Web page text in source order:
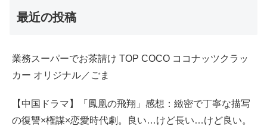
最近の投稿
業務スーパーでお茶請け TOP COCO ココナッツクラッ
カー オリジナル／ごま
【中国ドラマ】「鳳凰の飛翔」感想：緻密で丁寧な描写
の復讐×権謀×恋愛時代劇。良い…けど長い…けど良い。